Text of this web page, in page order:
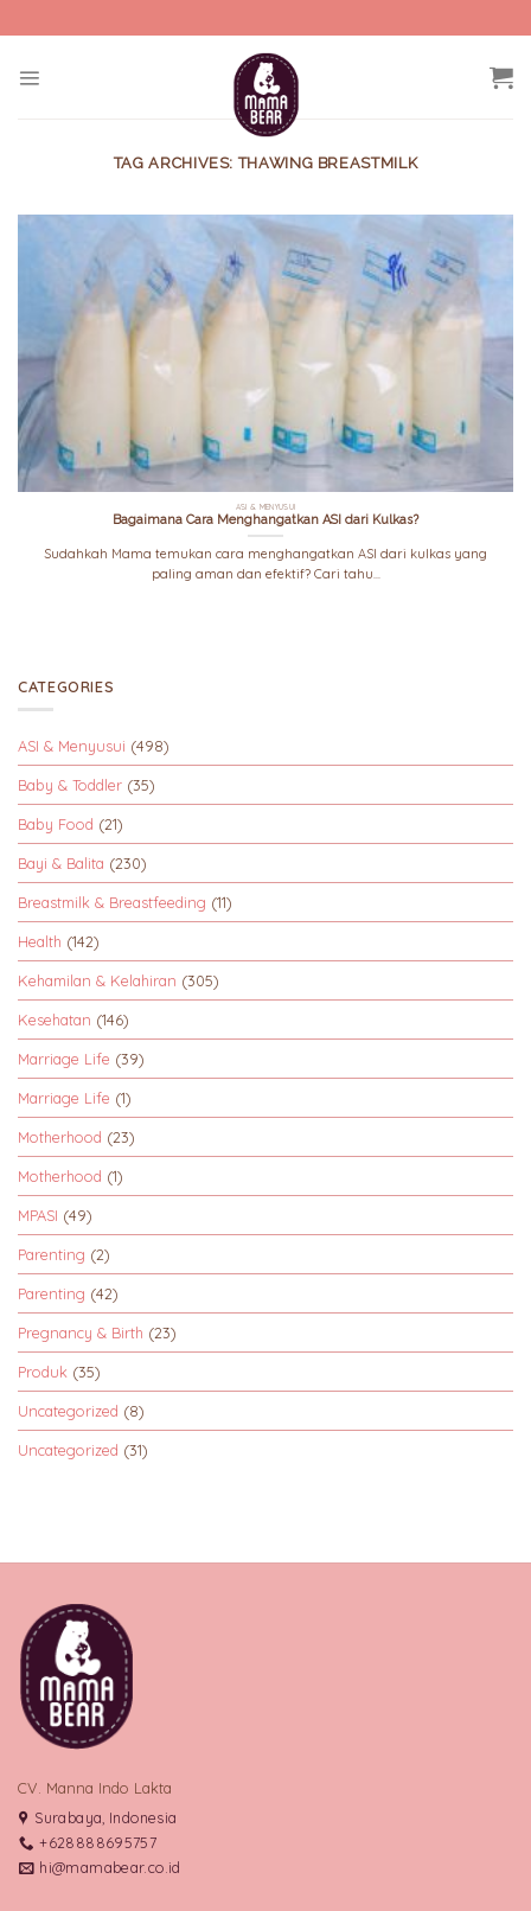
to
TAG ARCHIVES:THAWING BREASTMILK
ASI & MENYUSUI
Bagaimana Cara Menghangatkan ASI dari Kulkas?
Sudahkah Mama temukan cara menghangatkan ASI dari kulkas yang
paling aman dan efektif? Cari tahu...
CATEGORIES
ASI & Menyusui (498)
Baby & Toddler (35)
Baby Food (21)
Bayi & Balita (230)
Breastmilk & Breastfeeding (11)
Health (142)
Kehamilan & Kelahiran (305)
Kesehatan (146)
Marriage Life (39)
Marriage Life (1)
Motherhood (23)
Motherhood (1)
MPASI (49)
Parenting (2)
Parenting (42)
Pregnancy & Birth (23)
Produk (35)
Uncategorized (8)
Uncategorized (31)
CV. Manna Indo Lakta
Surabaya, Indonesia
+628888695757
hi@mamabear.co.id